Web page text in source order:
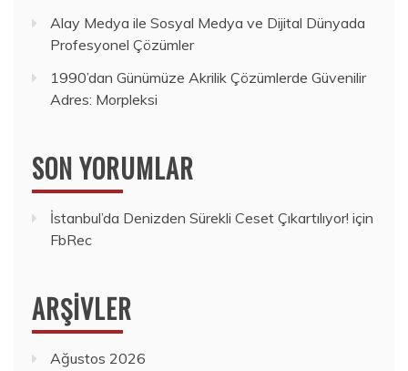
Alay Medya ile Sosyal Medya ve Dijital Dünyada
Profesyonel Çözümler
1990’dan Günümüze Akrilik Çözümlerde Güvenilir
Adres: Morpleksi
SON YORUMLAR
İstanbul’da Denizden Sürekli Ceset Çıkartılıyor! için
FbRec
ARŞIVLER
Ağustos 2026